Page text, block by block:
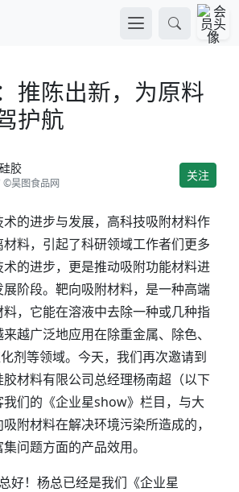
推陈出新，为原料
护航
胶
©昊图食品网
关注
的进步与发展，高科技吸附材料作
料，引起了科研领域工作者们更多
的进步，更是推动吸附功能材料进
阶段。靶向吸附材料，是一种高端
，它能在溶液中去除一种或几种指
越广泛地应用在除重金属、除色、
剂等领域。今天，我们再次邀请到
材料有限公司总经理杨南超（以下
们的《企业星show》栏目，与大
附材料在解决环境污染所造成的，
问题方面的产品效用。
好！杨总已经是我们《企业星